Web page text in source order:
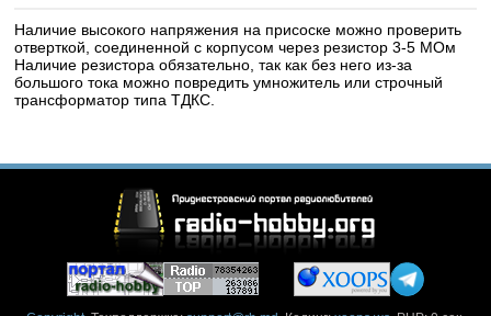
Наличие высокого напряжения на присоске можно проверить
отверткой, соединенной с корпусом через резистор 3-5 МОм
Наличие резистора обязательно, так как без него из-за
большого тока можно повредить умножитель или строчный
трансформатор типа ТДКС.